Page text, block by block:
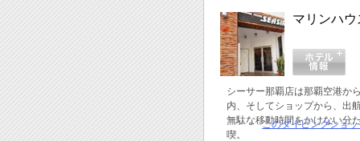
マリンハ
シーサー那覇店は那覇空港か
内、そしてショップから、出
無駄な移動時間をかけない分
喫。
このダイビングショ